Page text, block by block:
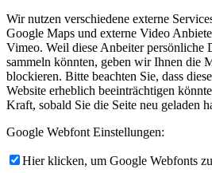
Wir nutzen verschiedene externe
Google Maps und externe Video
Vimeo. Weil diese Anbeiter persönliche
sammeln könnten, geben wir Ihnen die
blockieren. Bitte beachten Sie, dass
Website erheblich beeinträchtigen
Kraft, sobald Sie die Seite neu geladen
Google Webfont Einstellungen:
Hier klicken, um Google Webfonts